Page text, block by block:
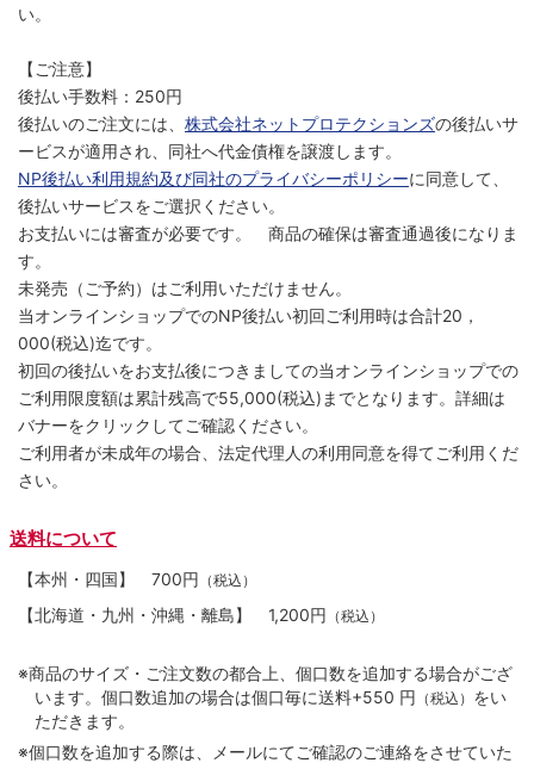
い。
【ご注意】
後払い手数料：250円
後払いのご注文には、 株式会社ネットプロテクションズの後払いサ
ービスが適用され、同社へ代金債権を譲渡します。
NP後払い利用規約及び同社のプライバシーポリシーに同意して、
後払いサービスをご選択ください。
お支払いには審査が必要です。 商品の確保は審査通過後になりま
す。
未発売（ご予約）はご利用いただけません。
当オンラインショップでのNP後払い初回ご利用時は合計20，
000(税込)迄です。
初回の後払いをお支払後につきましての当オンラインショップでの
ご利用限度額は累計残高で55,000(税込)までとなります。詳細は
バナーをクリックしてご確認ください。
ご利用者が未成年の場合、法定代理人の利用同意を得てご利用くだ
さい。
送料について
【本州・四国】 700円 （税込）
【北海道・九州・沖縄・離島】 1,200円 （税込）
※商品のサイズ・ご注文数の都合上、個口数を追加する場合がござ
います。個口数追加の場合は個口毎に送料+550 円 （税込） をい
ただきます。
※個口数を追加する際は、メールにてご確認のご連絡をさせていた